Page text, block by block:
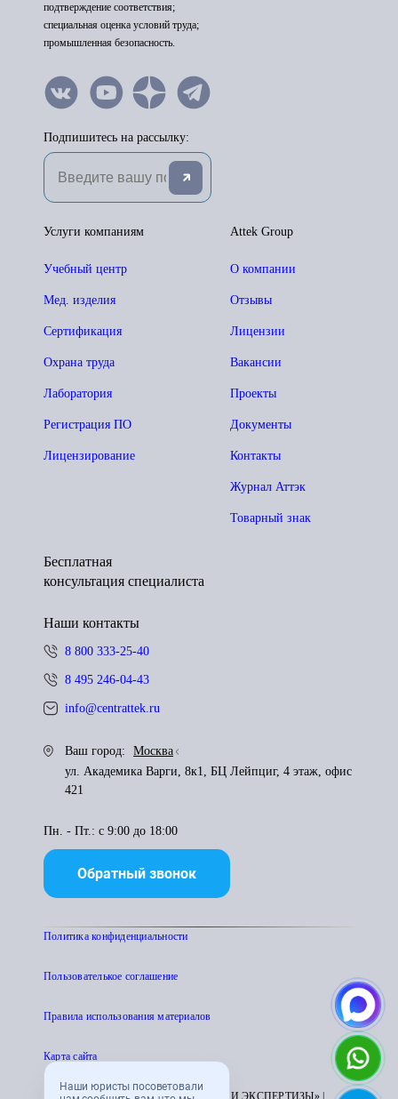
Наши юристы посоветовали
подтверждение соответствия;
специальная оценка условий труда;
промышленная безопасность.
Подпишитесь на рассылку:
Attek Group
О компании
Отзывы
Лицензии
Вакансии
Проекты
Документы
Контакты
Журнал Аттэк
Товарный знак
Услуги компаниям
Учебный центр
Мед. изделия
Сертификация
Охрана труда
Лаборатория
Регистрация ПО
Лицензирование
Бесплатная
консультация специалиста
Наши контакты
8 800 333-25-40
8 495 246-04-43
info@centrattek.ru
Ваш город:
Москва
ул. Академика Варги, 8к1, БЦ Лейпциг, 4 этаж, офис
421
Пн. - Пт.: с 9:00 до 18:00
Обратный звонок
Политика конфиденциальности
Пользователькое соглашение
Правила использования материалов
Карта сайта
© 1995 - 2026 «ЦЕНТР АТТЕСТАЦИИ И ЭКСПЕРТИЗЫ» |